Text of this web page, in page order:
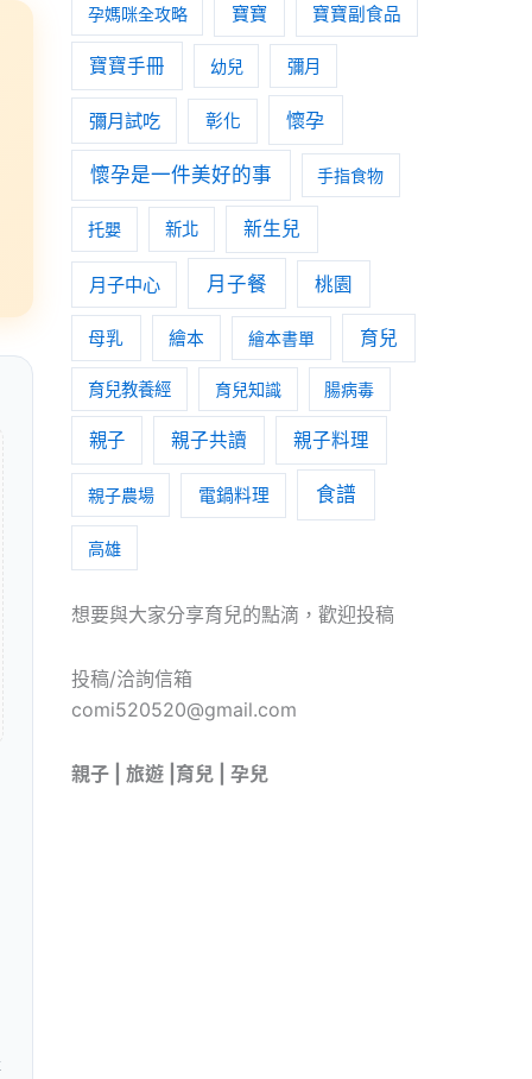
孕媽咪全攻略 寶寶 寶寶副食品
寶寶手冊 幼兒 彌月
彌月試吃 彰化 懷孕
懷孕是一件美好的事 手指食物
托嬰 新北 新生兒
月子中心 月子餐 桃園
母乳 繪本 繪本書單 育兒
育兒教養經 育兒知識 腸病毒
親子 親子共讀 親子料理
親子農場 電鍋料理 食譜
高雄
想要與大家分享育兒的點滴，歡迎投稿
投稿/洽詢信箱
comi520520@gmail.com
親子 | 旅遊 |育兒 | 孕兒